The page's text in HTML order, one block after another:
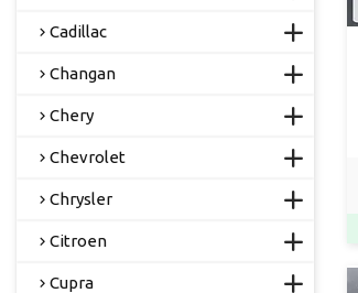
Cadillac
Changan
Chery
Chevrolet
Chrysler
Citroen
Cupra